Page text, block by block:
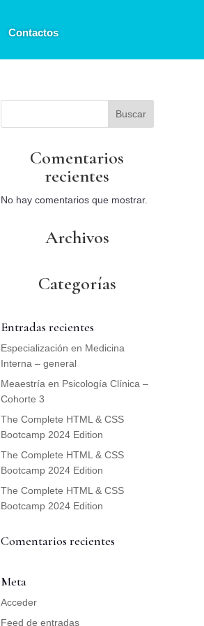
Contactos
Buscar
Comentarios
recientes
No hay comentarios que mostrar.
Archivos
Categorías
Entradas recientes
Especialización en Medicina
Interna – general
Meaestría en Psicología Clínica –
Cohorte 3
The Complete HTML & CSS
Bootcamp 2024 Edition
The Complete HTML & CSS
Bootcamp 2024 Edition
The Complete HTML & CSS
Bootcamp 2024 Edition
Comentarios recientes
Meta
Acceder
Feed de entradas